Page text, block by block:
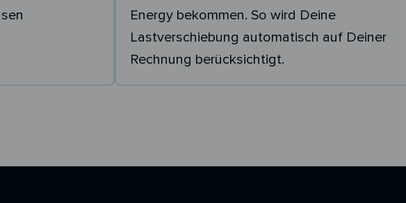
Energy bekommen. So wird Deine
Lastverschiebung automatisch auf Deiner
Rechnung berücksichtigt.